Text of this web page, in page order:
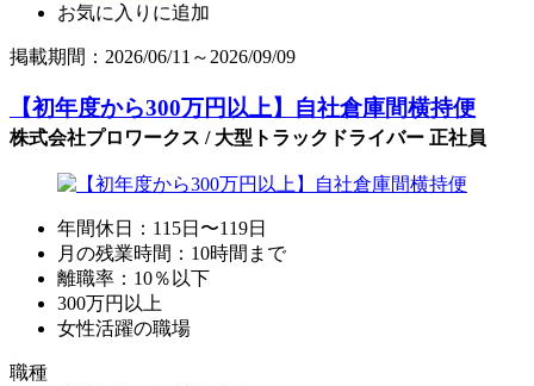
お気に入りに追加
掲載期間：2026/06/11～2026/09/09
【初年度から300万円以上】自社倉庫間横持便
株式会社プロワークス / 大型トラックドライバー 正社員
年間休日：115日〜119日
月の残業時間：10時間まで
離職率：10％以下
300万円以上
女性活躍の職場
職種